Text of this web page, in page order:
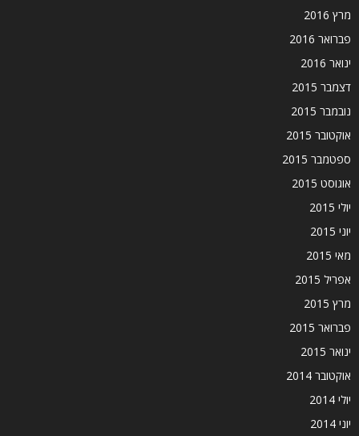
מרץ 2016
פברואר 2016
ינואר 2016
דצמבר 2015
נובמבר 2015
אוקטובר 2015
ספטמבר 2015
אוגוסט 2015
יולי 2015
יוני 2015
מאי 2015
אפריל 2015
מרץ 2015
פברואר 2015
ינואר 2015
אוקטובר 2014
יולי 2014
יוני 2014